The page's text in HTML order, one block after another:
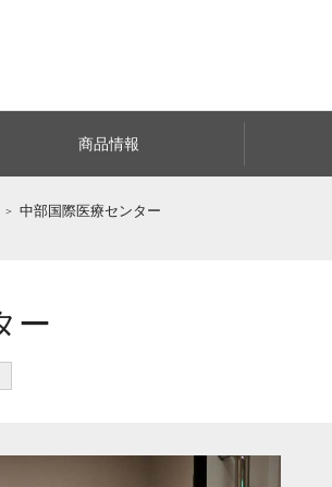
商品情報
中部国際医療センター
ー